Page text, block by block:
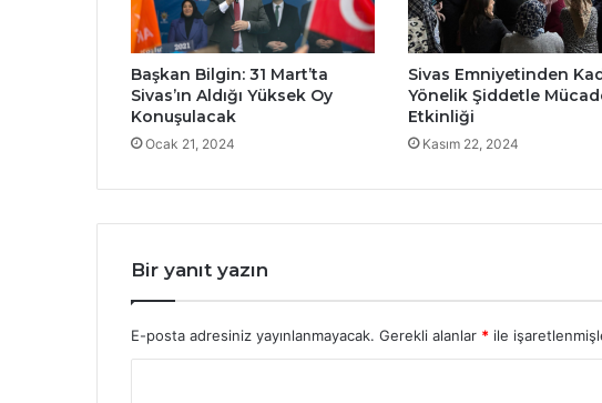
Başkan Bilgin: 31 Mart’ta
Sivas’ın Aldığı Yüksek Oy
Konuşulacak
Ocak 21, 2024
Sivas Emniyetinden
Yönelik Şiddetle
Etkinliği
Kasım 22, 2024
Bir yanıt yazın
E-posta adresiniz yayınlanmayacak. Gerekli alanlar * ile